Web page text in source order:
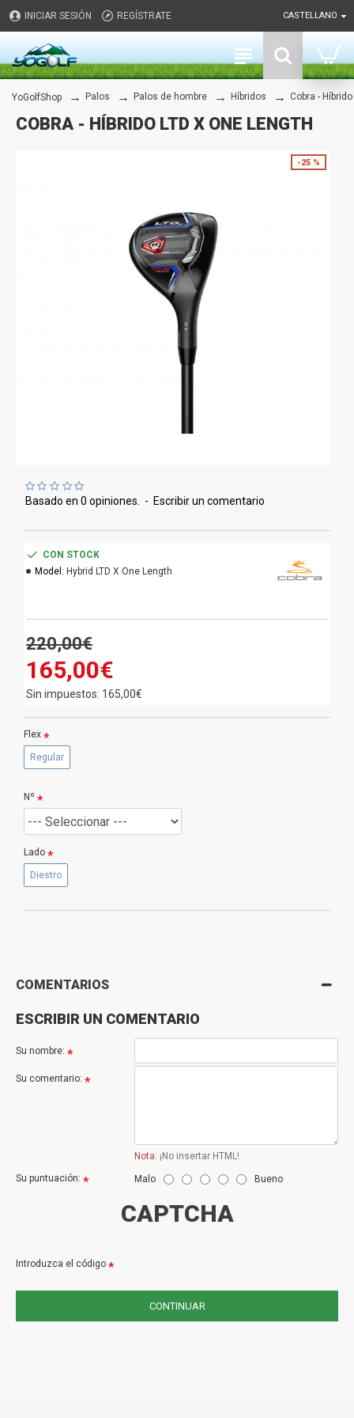
INICIAR SESIÓN REGÍSTRATE CASTELLANO
YoGolfShop Palos Palos de hombre Híbridos Cobra -
COBRA - HÍBRIDO LTD X ONE LENGTH
-25 %
Basado en 0 opiniones. - Escribir un comentario
165,00€
220,00€
Sin impuestos: 165,00€
CON STOCK
Model: Hybrid LTD X One Length
Flex
Regular
Nº
Lado
Diestro
COMENTARIOS
ESCRIBIR UN COMENTARIO
Su nombre:
Su comentario:
Nota: ¡No insertar HTML!
Su puntuación:
Malo Bueno
CAPTCHA
Introduzca el código
CONTINUAR